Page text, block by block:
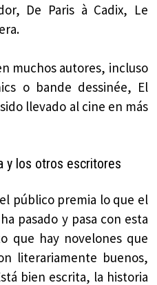
De Paris à Cadix, Le
muchos autores, incluso
o bande dessinée, El
llevado al cine en más
y los otros escritores
público premia lo que el
pasado y pasa con esta
que hay novelones que
literariamente buenos,
bien escrita, la historia